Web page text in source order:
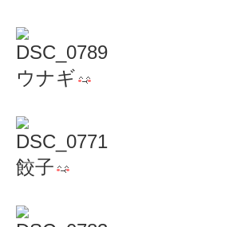
ウナギ
餃子